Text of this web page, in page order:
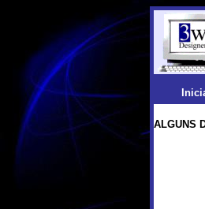
ALGUNS